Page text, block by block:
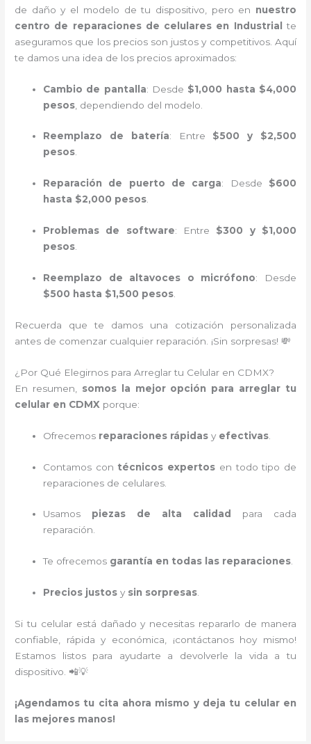
de daño y el modelo de tu dispositivo, pero en nuestro
centro de reparaciones de celulares en Industrial
te
aseguramos que los precios son justos y competitivos. Aquí
te damos una idea de los precios aproximados:
Cambio de pantalla: Desde $1,000 hasta $4,000
pesos , dependiendo del modelo.
Reemplazo de batería: Entre $500 y $2,500
pesos.
Reparación de puerto de carga: Desde $600
hasta $2,000 pesos.
Problemas de software: Entre $300 y $1,000
pesos
Reemplazo de altavoces o micrófono: Desde
$500 hasta $1,500 pesos
Recuerda que te damos una cotización personalizada
antes de comenzar cualquier reparación. ¡Sin sorpresas! 💸
¿Por Qué Elegirnos para Arreglar tu Celular en CDMX?
En resumen, somos la mejor opción para arreglar tu
celular en CDMX porque:
Ofrecemos reparaciones rápidas y efectivas
Contamos con técnicos expertos en todo tipo de
reparaciones de celulares.
Usamos piezas de alta calidad
para cada
reparación.
Te ofrecemos garantía en todas las reparaciones.
Precios justos y sin sorpresas
Si tu celular está dañado y necesitas repararlo de manera
confiable, rápida y económica, ¡contáctanos hoy mismo!
Estamos listos para ayudarte a devolverle la vida a tu
dispositivo. 📲💡
¡Agendamos tu cita ahora mismo y deja tu celular en
las mejores manos!